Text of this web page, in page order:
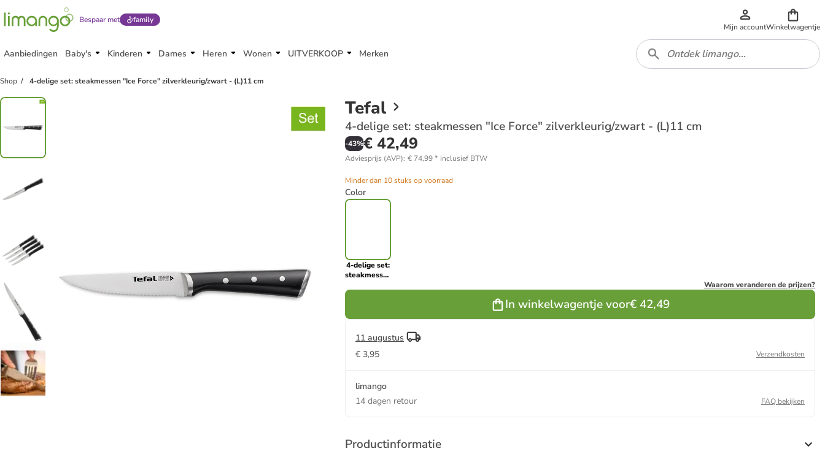
Bespaar met family
Mijn accountWinkelwagentje
Aanbiedingen Baby's Kinderen Dames Heren Wonen UITVERKOOP Merken
Shop 4-delige set: steakmessen "Ice Force" zilverkleurig/zwart - (L)11 cm
Tefal
4-delige set: steakmessen "Ice Force" zilverkleurig/zwart - (L)11 cm
-43%€ 42,49
Adviesprijs (AVP): € 74,99* inclusief BTW
Minder dan 10 stuks op voorraad
Color
4-delige set:
steakmessen
zilverkleurig/zwart
Waarom veranderen de prijzen?
In winkelwagentje voor€ 42,49
11 augustus
€ 3,95
Verzendkosten
limango
14 dagen retour
FAQ bekijken
Productinformatie